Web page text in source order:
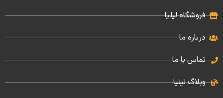
فروشگاه لیلیا
درباره ما
تماس با ما
وبلاگ لیلیا